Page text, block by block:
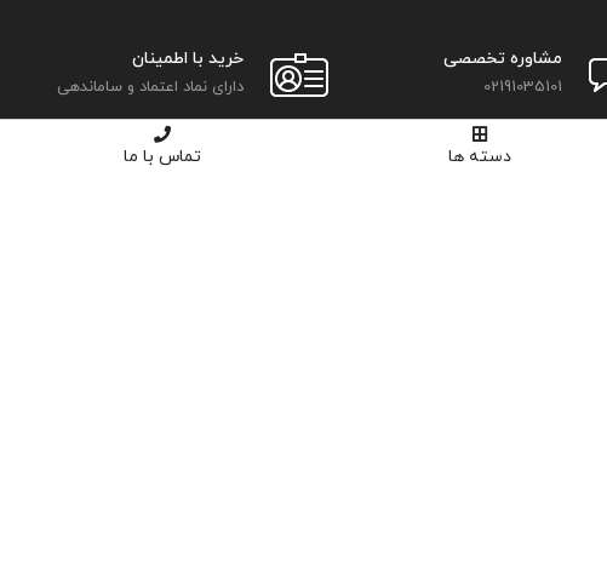
دسته ها تماس با ما
مشاوره تخصصی
02191035101
خرید با اطمینان
دارای نماد اعتماد و ساماندهی